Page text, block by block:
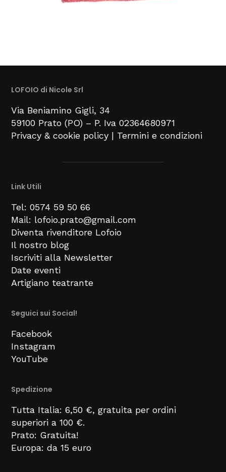
LOFOIO di Nicole Srl
Via Beniamino Gigli, 34
59100 Prato (PO) – P. Iva 02364680971
Privacy & cookie policy | Termini e condizioni
Link Utili
Tel: 0574 59 50 66
Mail: lofoio.prato@gmail.com
Diventa rivenditore Lofoio
Il nostro blog
Iscriviti alla Newsletter
Date eventi
Artigiano teatrante
Seguici sui Social!
Facebook
Instagram
YouTube
Spedizione
Tutta Italia: 6,50 €, gratuita per ordini
superiori a 100 €.
Prato: Gratuita!
Europa: da 15 euro